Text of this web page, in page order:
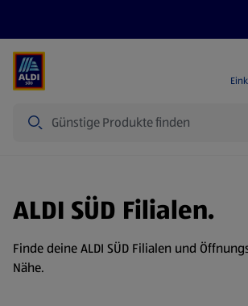
ALDI SÜD Filialen.
Finde deine ALDI SÜD Filialen und
Nähe.